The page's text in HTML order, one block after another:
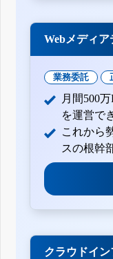
Webメディ
業務委託
月間500
を運営で
これから
スの根幹
クラウドイ